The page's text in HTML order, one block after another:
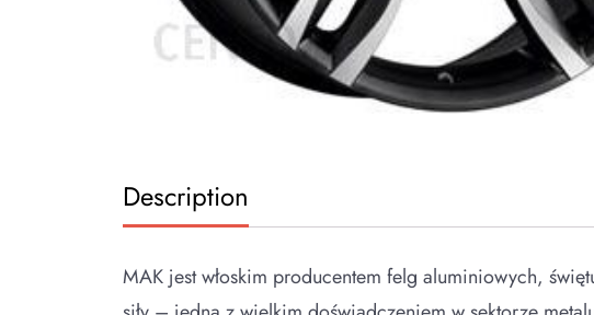
Description
MAK jest włoskim producentem felg aluminiowych,